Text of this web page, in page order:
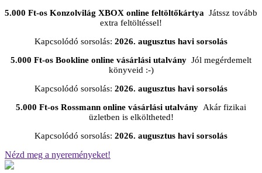
5.000 Ft-os Konzolvilág XBOX online feltöltőkártya Játssz tovább
extra feltöltéssel!
Kapcsolódó sorsolás: 2026. augusztus havi sorsolás
5.000 Ft-os Bookline online vásárlási utalvány Jól megérdemelt
könyveid :-)
Kapcsolódó sorsolás: 2026. augusztus havi sorsolás
5.000 Ft-os Rossmann online vásárlási utalvány Akár fizikai
üzletben is elköltheted!
Kapcsolódó sorsolás: 2026. augusztus havi sorsolás
Nézd meg a nyereményeket!